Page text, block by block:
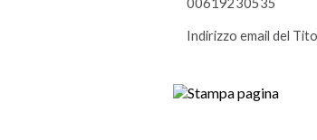
Indirizzo email del